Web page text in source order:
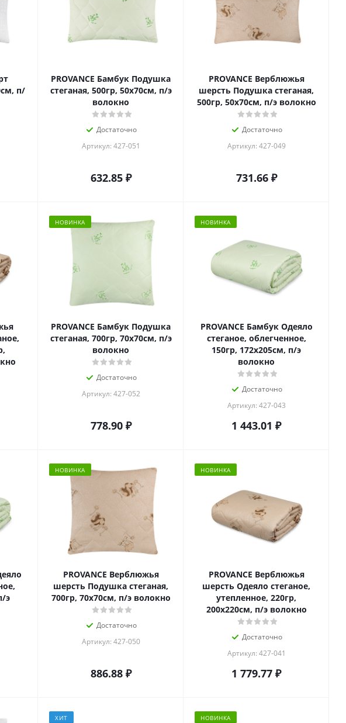
п/
PROVANCE Бамбук Подушка
стеганая, 500гр, 50х70см, п/э
волокно
Достаточно
Артикул: 427-051
632.85₽
PROVANCE Верблюжья
шерсть Подушка стеганая,
500гр, 50х70см, п/э волокно
Достаточно
Артикул: 427-049
731.66₽
НОВИНКА
PROVANCE Бамбук Подушка
стеганая, 700гр, 70х70см, п/э
волокно
Достаточно
Артикул: 427-052
778.90₽
НОВИНКА
PROVANCE Бамбук Одеяло
стеганое, облегченное,
150гр, 172х205см, п/э
волокно
Достаточно
Артикул: 427-043
1 443.01 ₽
э
НОВИНКА
PROVANCE Верблюжья
шерсть Подушка стеганая,
700гр, 70х70см, п/э волокно
Достаточно
Артикул: 427-050
886.88₽
НОВИНКА
PROVANCE Верблюжья
шерсть Одеяло стеганое,
утепленное, 220гр,
200х220см, п/э волокно
Достаточно
Артикул: 427-041
1 779.77 ₽
ХИТ НОВИНКА